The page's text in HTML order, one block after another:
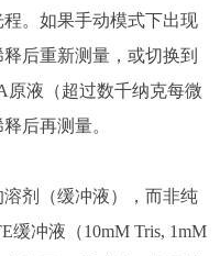
。如果手动模式下出现
后重新测量，或切换到
液（超过数千纳克每微
后再测量。
剂（缓冲液），而非纯
缓冲液（10mM Tris, 1mM